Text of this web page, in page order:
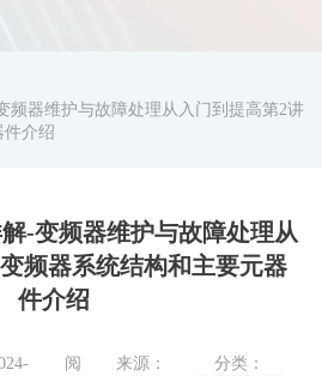
频器维护与故障处理从入门到提高第2讲
件介绍
-变频器维护与故障处理从
频器系统结构和主要元器
件介绍
阅
来源：
分类：